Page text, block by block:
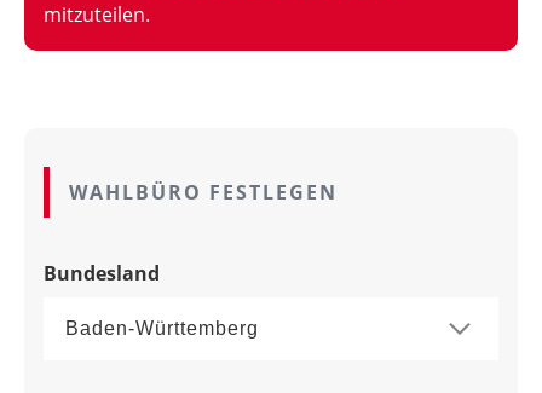
mitzuteilen.
WAHLBÜRO FESTLEGEN
Bundesland